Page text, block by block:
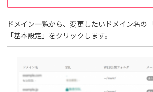
ドメイン一覧から、変更したいドメイン名の
「基本設定」をクリックします。